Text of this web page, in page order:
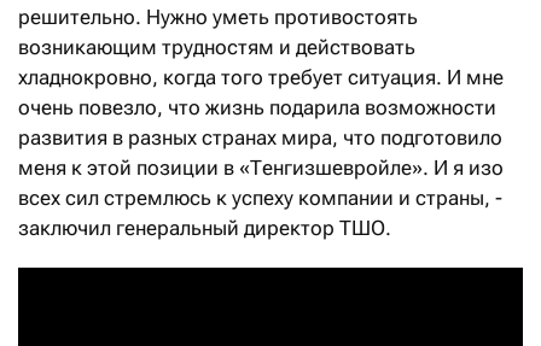
решительно. Нужно уметь противостоять
возникающим трудностям и действовать
хладнокровно, когда того требует ситуация. И мне
очень повезло, что жизнь подарила возможности
развития в разных странах мира, что подготовило
меня к этой позиции в «Тенгизшевройле». И я изо
всех сил стремлюсь к успеху компании и страны, -
заключил генеральный директор ТШО.